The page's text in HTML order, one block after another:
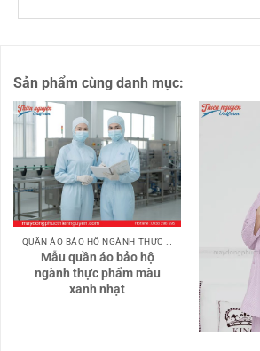
Sản phẩm cùng danh mục:
Mẫu quần áo bảo hộ
ngành thực phẩm màu
xanh nhạt